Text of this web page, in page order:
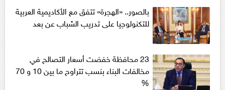
بالصور.. «الهجرة» تتفق مع الأكاديمية العربية
للتكنولوجيا على تدريب الشباب عن بعد
23 محافظة خفضت أسعار التصالح في
مخالفات البناء بنسب تتراوح ما بين 10 و 70
%